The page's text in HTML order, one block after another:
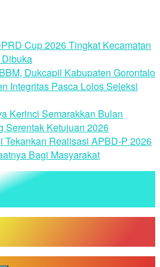
Cup 2026 Tingkat Kecamatan
Dukcapil Kabupaten Gorontalo
Integritas Pasca Lolos Seleksi
Kerinci Semarakkan Bulan
Serentak Ketujuan 2026
Tekankan Realisasi APBD-P 2026
Bagi Masyarakat